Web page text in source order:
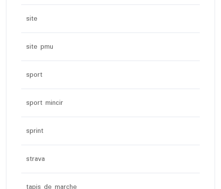
site
site pmu
sport
sport mincir
sprint
strava